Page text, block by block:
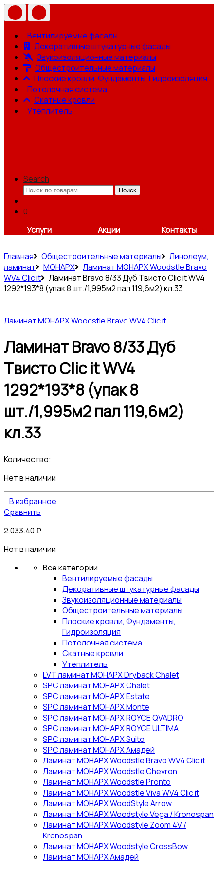
Вентилируемые фасады
Декоративные штукатурные фасады
Звукоизоляционные материалы
Общестроительные материалы
Плоские кровли, Фундаменты, Гидроизоляция
Потолочная система
Скатные кровли
Утеплитель
Search
Искать:
Поиск
0
Услуги
Акции Контакты
Главная Общестроительные материалы
Линолеум,
ламинат
МОНАРХ
Ламинат МОНАРХ Woodstle Bravo
WV4 Clic it
Ламинат Bravo 8/33 Дуб Твисто Clic it WV4
1292*193*8 (упак 8 шт./1,995м2 пал 119,6м2) кл.33
Ламинат МОНАРХ Woodstle Bravo WV4 Clic it
Ламинат Bravo 8/33 Дуб
Твисто Clic it WV4
1292*193*8 (упак 8
шт./1,995м2 пал 119,6м2)
кл.33
Количество:
Нет в наличии
В избранное
Сравнить
2,033.40 ₽
Нет в наличии
Все категории
Вентилируемые фасады
Декоративные штукатурные фасады
Звукоизоляционные материалы
Общестроительные материалы
Плоские кровли, Фундаменты,
Гидроизоляция
Потолочная система
Скатные кровли
Утеплитель
LVT ламинат МОНАРХ Dryback Chalet
SPC ламинат МОНАРХ Chalet
SPC ламинат МОНАРХ Estate
SPC ламинат МОНАРХ Monte
SPC ламинат МОНАРХ ROYCE QVADRO
SPC ламинат МОНАРХ ROYCE ULTIMA
SPC ламинат МОНАРХ Suite
SPC ламинат МОНАРХ Амадей
Ламинат МОНАРХ Woodstle Bravo WV4 Clic it
Ламинат МОНАРХ Woodstle Chevron
Ламинат МОНАРХ Woodstle Pronto
Ламинат МОНАРХ Woodstle Viva WV4 Clic it
Ламинат МОНАРХ WoodStyle Arrow
Ламинат МОНАРХ Woodstyle Vega / Kronospan
Ламинат МОНАРХ Woodstyle Zoom 4V /
Kronospan
Ламинат МОНАРХ Woodstyle СrossBow
Ламинат МОНАРХ Амадей